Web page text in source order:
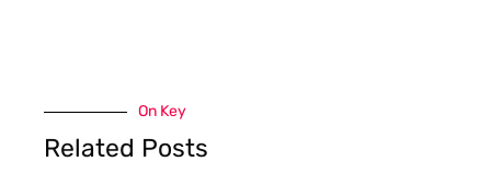
On Key
Related Posts